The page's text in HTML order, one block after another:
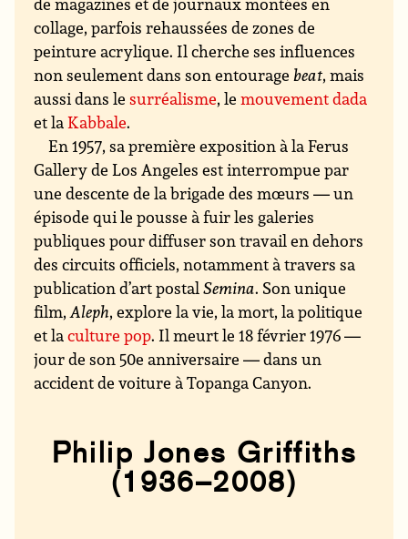
collage, parfois rehaussées de zones de
peinture acrylique. Il cherche ses influences
non seulement dans son entourage beat, mais
aussi dans lesurréalisme, lemouvement dada
et laKabbale.
En 1957, sa première exposition à la Ferus
Gallery de Los Angeles est interrompue par
une descente de la brigade des mœurs — un
épisode qui le pousse à fuir les galeries
publiques pour diffuser son travail en dehors
des circuits officiels, notamment à travers sa
publication d’art postalSemina. Son unique
film, Aleph, explore la vie, la mort, la politique
et laculture pop. Il meurt le 18 février 1976 —
jour de son 50e anniversaire — dans un
accident de voiture à Topanga Canyon.
Philip Jones Griffiths
(1936–2008)